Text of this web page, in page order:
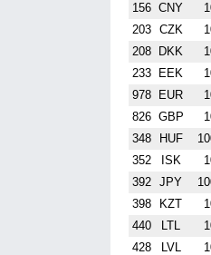
156 CNY
203 CZK
208 DKK
233 EEK
978 EUR
826 GBP
348 HUF
352 ISK
392 JPY
398 KZT
440 LTL
428 LVL